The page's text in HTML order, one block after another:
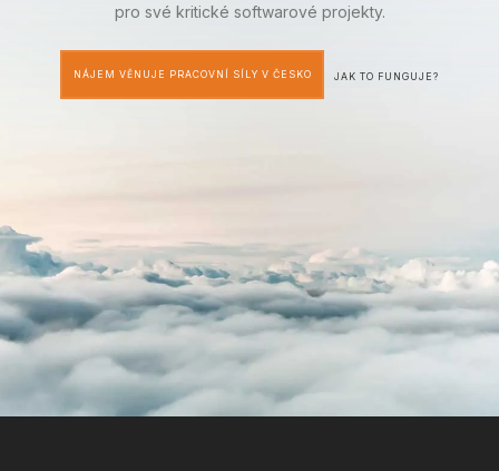
pro své kritické softwarové projekty.
NÁJEM VĚNUJE PRACOVNÍ SÍLY V ČESKO JAK TO FUNGUJE?